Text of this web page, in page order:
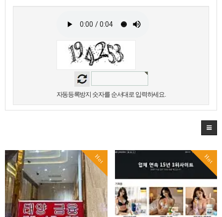
자동등록방지 숫자를 순서대로 입력하세요.
Hot Hot